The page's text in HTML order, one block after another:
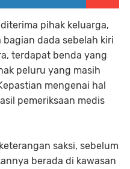
pihak keluarga,
dada sebelah kiri
terdapat benda yang
peluru yang masih
mengenai hal
pemeriksaan medis
saksi, sebelum
berada di kawasan